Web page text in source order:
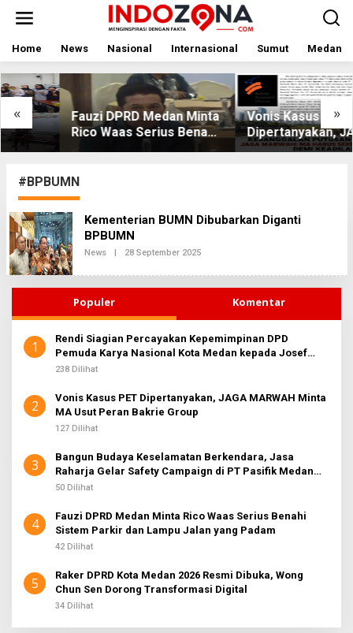
Home News Nasional Internasional Sumut Medan
« »
Fauzi DPRD Medan Minta
Rico Waas Serius Benahi
Vonis Kasus PET
Dipertanyakan, JAGA
MARWAH Minta MA Usut
#BPBUMN
Kementerian BUMN Dibubarkan Diganti
BPBUMN
News | 28 September 2025Oleh
Populer Komentar
1
Rendi Siagian Percayakan Kepemimpinan DPD
Pemuda Karya Nasional Kota Medan kepada Josef
Sembiring
238 Dilihat
2
Vonis Kasus PET Dipertanyakan, JAGA MARWAH Minta
MA Usut Peran Bakrie Group
127 Dilihat
3
Bangun Budaya Keselamatan Berkendara, Jasa
Raharja Gelar Safety Campaign di PT Pasifik Medan
Industri
50 Dilihat
4
Fauzi DPRD Medan Minta Rico Waas Serius Benahi
Sistem Parkir dan Lampu Jalan yang Padam
42 Dilihat
5
Raker DPRD Kota Medan 2026 Resmi Dibuka, Wong
Chun Sen Dorong Transformasi Digital
34 Dilihat